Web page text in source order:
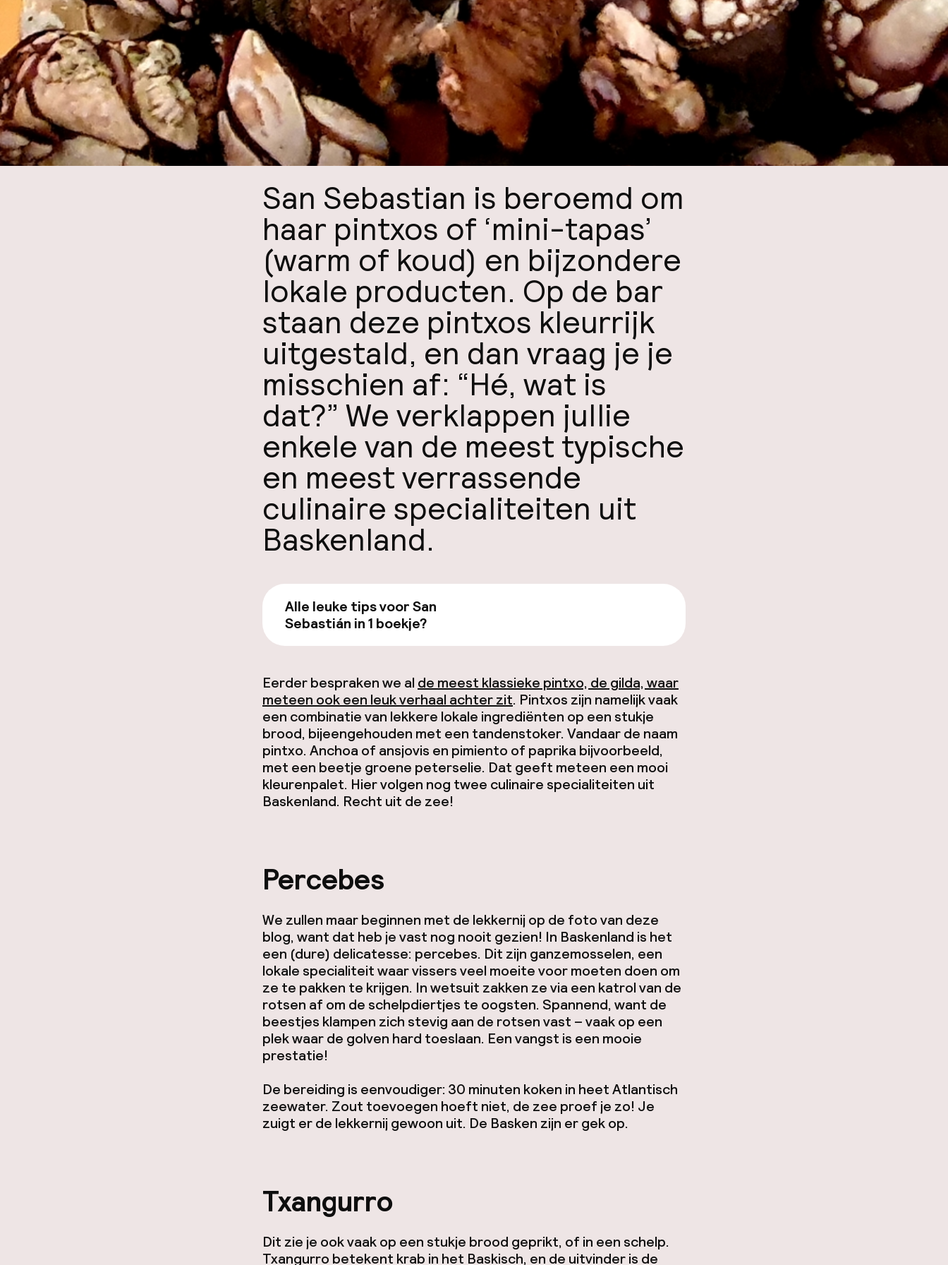
San Sebastian is beroemd om
haar pintxos of ‘mini-tapas’
(warm of koud) en bijzondere
lokale producten. Op de bar
staan deze pintxos kleurrijk
uitgestald, en dan vraag je je
misschien af: “Hé, wat is
dat?” We verklappen jullie
enkele van de meest typische
en meest verrassende
culinaire specialiteiten uit
Baskenland.
Alle leuke tips voor San
Sebastián in 1 boekje?
Eerder bespraken we al de meest klassieke pintxo, de gilda, waar
meteen ook een leuk verhaal achter zit. Pintxos zijn namelijk vaak
een combinatie van lekkere lokale ingrediënten op een stukje
brood, bijeengehouden met een tandenstoker. Vandaar de naam
pintxo. Anchoaof ansjovis en pimiento of paprika bijvoorbeeld,
met een beetje groene peterselie. Dat geeft meteen een mooi
kleurenpalet. Hier volgen nog twee culinaire specialiteiten uit
Baskenland. Recht uit de zee!
Percebes
We zullen maar beginnen met de lekkernij op de foto van deze
blog, want dat heb je vast nog nooit gezien! In Baskenland is het
een (dure) delicatesse: percebes. Dit zijn ganzemosselen, een
lokale specialiteit waar vissers veel moeite voor moeten doen om
ze te pakken te krijgen. In wetsuit zakken ze via een katrol van de
rotsen af om de schelpdiertjes te oogsten. Spannend, want de
beestjes klampen zich stevig aan de rotsen vast – vaak op een
plek waar de golven hard toeslaan. Een vangst is een mooie
prestatie!
De bereiding is eenvoudiger: 30 minuten koken in heet Atlantisch
zeewater. Zout toevoegen hoeft niet, de zee proef je zo! Je
zuigt er de lekkernij gewoon uit. De Basken zijn er gek op.
Txangurro
Dit zie je ook vaak op een stukje brood geprikt, of in een schelp.
Txangurro betekent krab in het Baskisch, en de uitvinder is de